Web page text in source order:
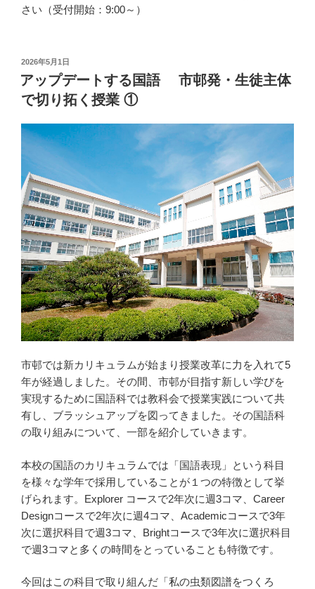
さい（受付開始：9:00～）
投
稿
日:
2026年5月1日
アップデートする国語 市邨発・生徒主体
で切り拓く授業 ①
市邨では新カリキュラムが始まり授業改革に力を入れて5
年が経過しました。その間、市邨が目指す新しい学びを
実現するために国語科では教科会で授業実践について共
有し、ブラッシュアップを図ってきました。その国語科
の取り組みについて、一部を紹介していきます。
本校の国語のカリキュラムでは「国語表現」という科目
を様々な学年で採用していることが１つの特徴として挙
げられます。Explorer コースで2年次に週3コマ、Career
Designコースで2年次に週4コマ、Academicコースで3年
次に選択科目で週3コマ、Brightコースで3年次に選択科目
で週3コマと多くの時間をとっていることも特徴です。
今回はこの科目で取り組んだ「私の虫類図譜をつくろ